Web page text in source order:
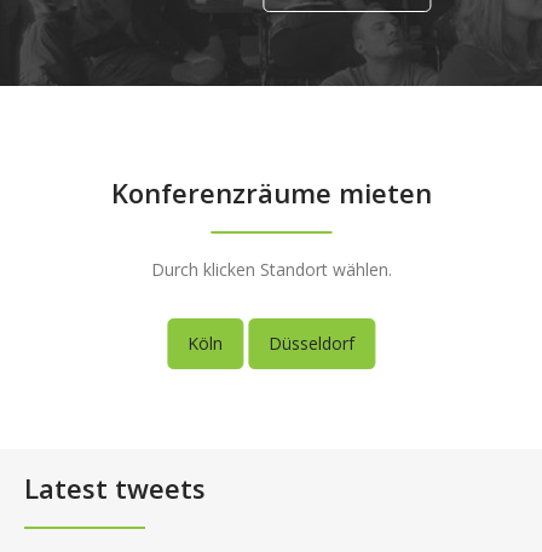
Konferenzräume mieten
Durch klicken Standort wählen.
Köln Düsseldorf
Latest tweets